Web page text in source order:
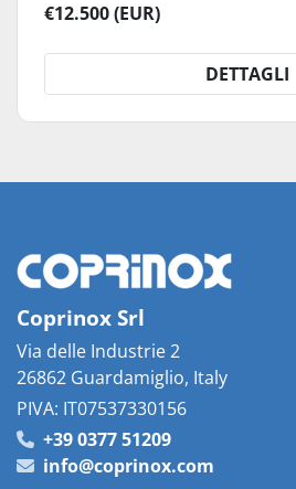
€12.500 (EUR)
DETTAGLI
Coprinox Srl
Via delle Industrie 2
26862 Guardamiglio, Italy
PIVA: IT07537330156
+39 0377 51209
info@coprinox.com